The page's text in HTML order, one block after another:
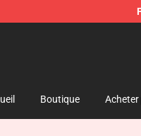
Boutique